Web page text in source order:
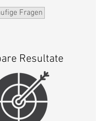
Fragen
Resultate